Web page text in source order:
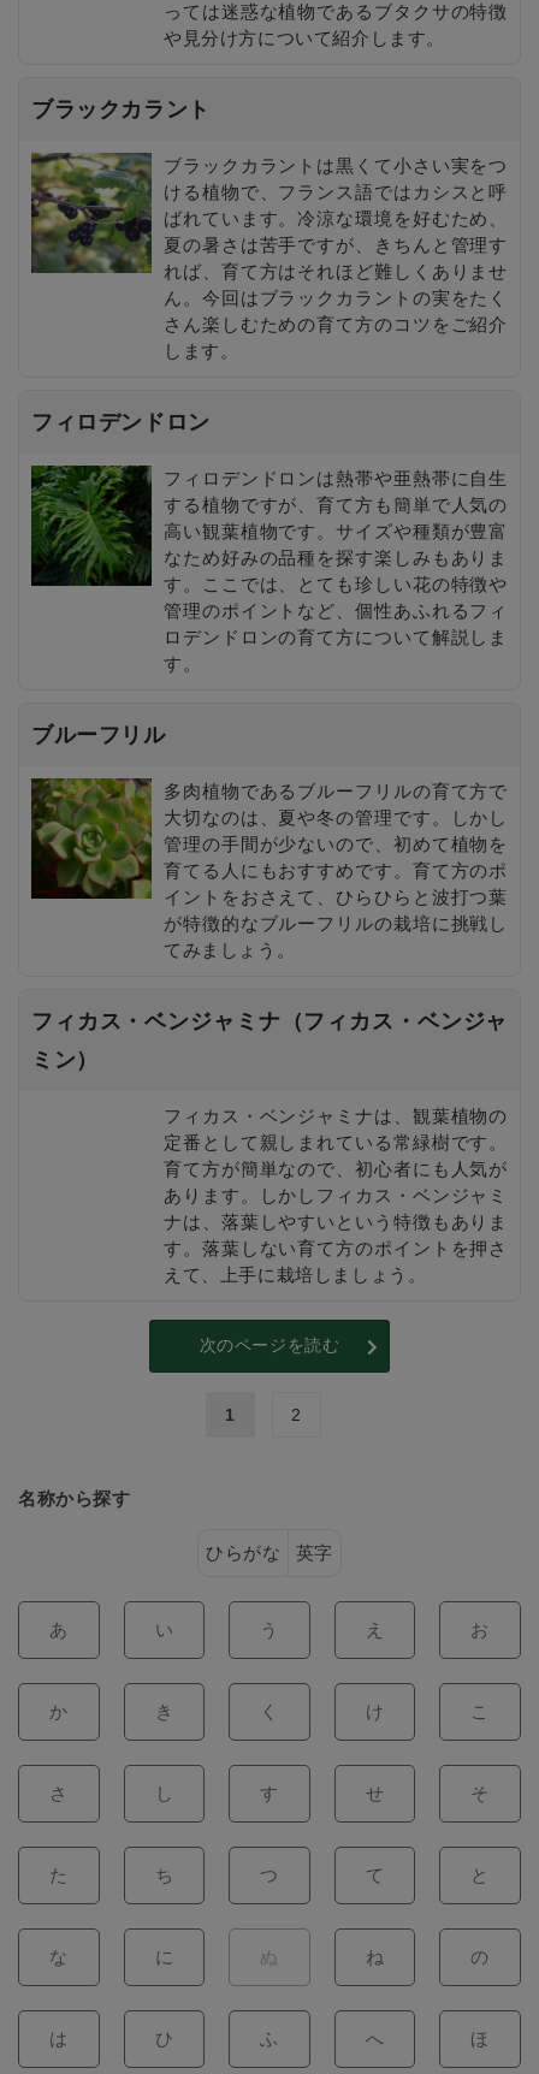
っては迷惑な植物であるブタクサの特徴
や見分け方について紹介します。
ブラックカラント
ブラックカラントは黒くて小さい実をつ
ける植物で、フランス語ではカシスと呼
ばれています。冷涼な環境を好むため、
夏の暑さは苦手ですが、きちんと管理す
れば、育て方はそれほど難しくありませ
ん。今回はブラックカラントの実をたく
さん楽しむための育て方のコツをご紹介
します。
フィロデンドロン
フィロデンドロンは熱帯や亜熱帯に自生
する植物ですが、育て方も簡単で人気の
高い観葉植物です。サイズや種類が豊富
なため好みの品種を探す楽しみもありま
す。ここでは、とても珍しい花の特徴や
管理のポイントなど、個性あふれるフィ
ロデンドロンの育て方について解説しま
す。
ブルーフリル
多肉植物であるブルーフリルの育て方で
大切なのは、夏や冬の管理です。しかし
管理の手間が少ないので、初めて植物を
育てる人にもおすすめです。育て方のポ
イントをおさえて、ひらひらと波打つ葉
が特徴的なブルーフリルの栽培に挑戦し
てみましょう。
フィカス・ベンジャミナ（フィカス・ベンジャ
ミン）
フィカス・ベンジャミナは、観葉植物の
定番として親しまれている常緑樹です。
育て方が簡単なので、初心者にも人気が
あります。しかしフィカス・ベンジャミ
ナは、落葉しやすいという特徴もありま
す。落葉しない育て方のポイントを押さ
えて、上手に栽培しましょう。
1 2
次のページを読む
名称から探す
ひらがな 英字
あ い う え お
か き く け こ
さ し す せ そ
た ち つ て と
な に ぬ ね の
は ひ ふ へ ほ